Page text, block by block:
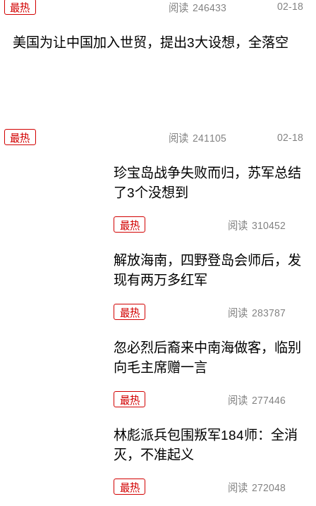
最热 阅读 246433 02-18
美国为让中国加入世贸，提出3大设想，全落空
最热 阅读 241105 02-18
珍宝岛战争失败而归，苏军总结
了3个没想到
最热 阅读 310452
解放海南，四野登岛会师后，发
现有两万多红军
最热 阅读 283787
忽必烈后裔来中南海做客，临别
向毛主席赠一言
最热 阅读 277446
林彪派兵包围叛军184师：全消
灭，不准起义
最热 阅读 272048